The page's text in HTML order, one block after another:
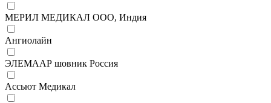
МЕРИЛ МЕДИКАЛ ООО, Индия
Ангиолайн
ЭЛЕМААР шовник Россия
Ассьют Медикал